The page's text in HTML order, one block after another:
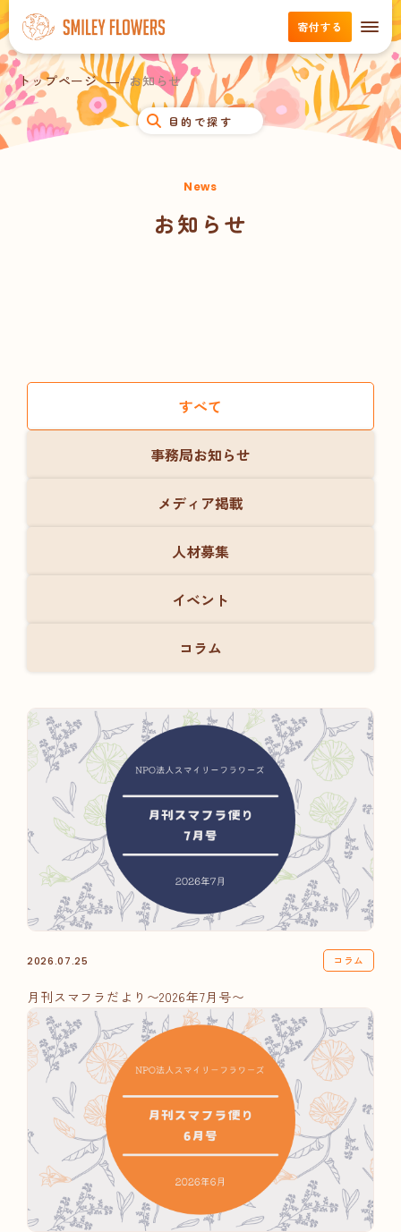
寄付する
目的で探す
トップページ お知らせ
News
お知らせ
すべて
事務局お知らせ
メディア掲載
人材募集
イベント
コラム
2026.07.25 コラム
月刊スマフラだより〜2026年7月号〜